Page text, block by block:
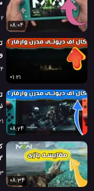
2 هزار بازدید
08:04
34
01:21
08:24
08:34